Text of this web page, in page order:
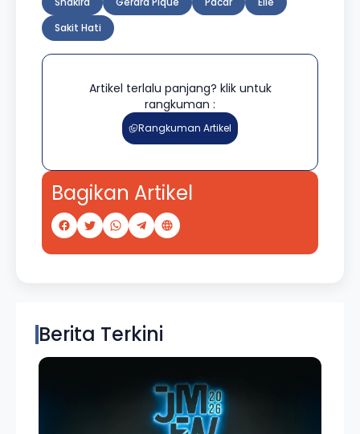
Sakit Hati
Artikel terlalu panjang? klik untuk
rangkuman :
Rangkuman Artikel
Bagikan Artikel
Berita Terkini